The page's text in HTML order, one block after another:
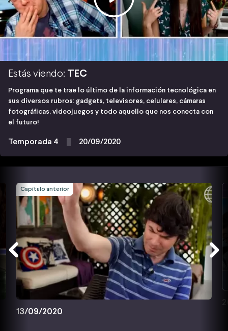
Estás viendo: TEC
Programa que te trae lo último de la información tecnológica en
sus diversos rubros: gadgets, televisores, celulares, cámaras
fotográficas, videojuegos y todo aquello que nos conecta con
el futuro!
Temporada 4 20/09/2020
Capítulo anterior
13/09/2020